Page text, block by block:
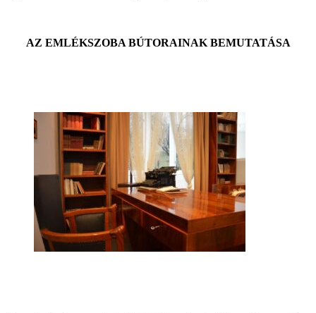
AZ EMLÉKSZOBA BÚTORAINAK BEMUTATÁSA